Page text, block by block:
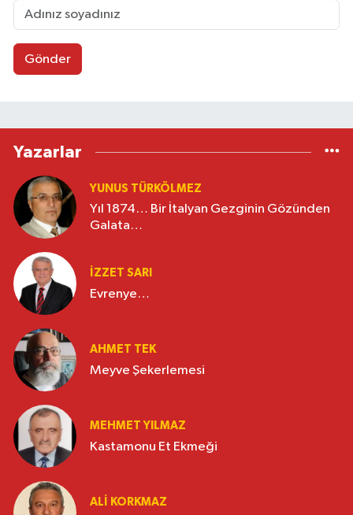
Gönder
Yazarlar
YUNUS TÜRKÖLMEZ
Yıl 1874… Bir İtalyan Gezginin Gözünden
Galata…
İZZET SARI
Evrenye…
AHMET TEK
Meyve Şekerlemesi
MEHMET YILMAZ
Kastamonu Et Ekmeği
ALI KORKMAZ